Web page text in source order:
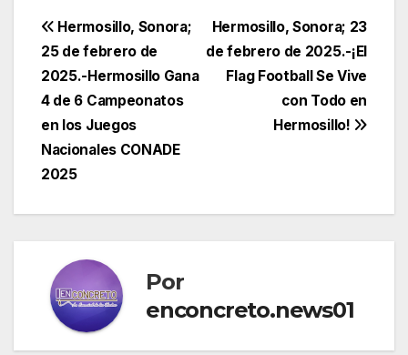
Navegación
de
entradas
Hermosillo, Sonora; 23
de febrero de 2025.-¡El
Flag Football Se Vive
con Todo en
Hermosillo!
Hermosillo, Sonora;
25 de febrero de
2025.-Hermosillo Gana
4 de 6 Campeonatos
en los Juegos
Nacionales CONADE
2025
Por
enconcreto.news01